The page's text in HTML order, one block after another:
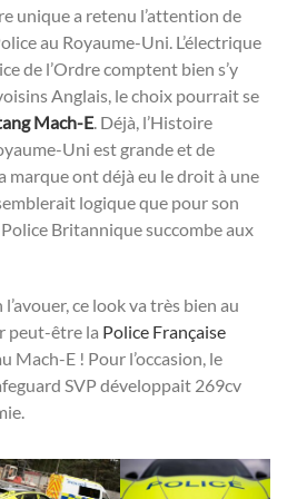
unique a retenu l’attention de
au Royaume-Uni. L’électrique
de l’Ordre comptent bien s’y
Anglais, le choix pourrait se
Mach-E. Déjà, l’Histoire
Uni est grande et de
marque ont déjà eu le droit à une
logique que pour son
Police Britannique succombe aux
ce look va très bien au
peut-être la Police Française
Mach-E ! Pour l’occasion, le
SVP développait 269cv